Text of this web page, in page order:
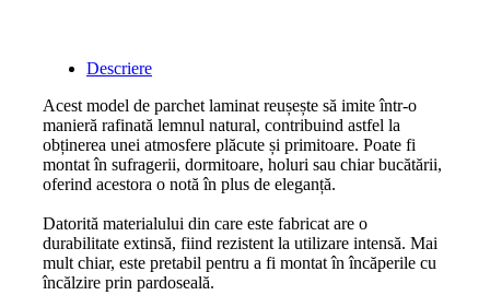
Descriere
Acest model de parchet laminat reușește să imite într-o
manieră rafinată lemnul natural, contribuind astfel la
obținerea unei atmosfere plăcute și primitoare. Poate fi
montat în sufragerii, dormitoare, holuri sau chiar bucătării,
oferind acestora o notă în plus de eleganță.
Datorită materialului din care este fabricat are o
durabilitate extinsă, fiind rezistent la utilizare intensă. Mai
mult chiar, este pretabil pentru a fi montat în încăperile cu
încălzire prin pardoseală.